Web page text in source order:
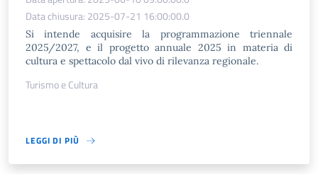
Data chiusura: 2025-07-21 16:00:00.0
Si intende acquisire la programmazione triennale
2025/2027, e il progetto annuale 2025 in materia di
cultura e spettacolo dal vivo di rilevanza regionale.
Turismo e Cultura
LEGGI DI PIÙ